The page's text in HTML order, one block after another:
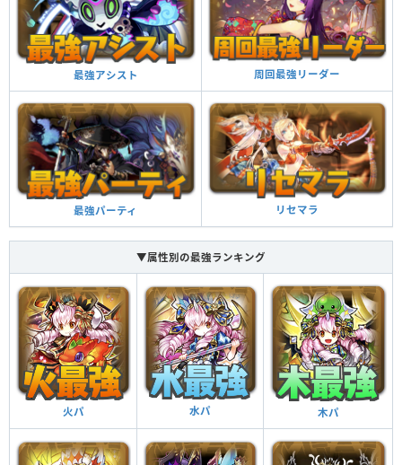
最強アシスト 周回最強リーダー
最強パーティ リセマラ
▼属性別の最強ランキング
火パ 水パ 木パ